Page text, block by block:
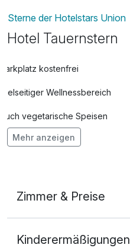
Sterne der Hotelstars Union
Hotel Tauernstern
Parkplatz kostenfrei
Vielseitiger Wellnessbereich
Auch vegetarische Speisen
Mit Hotelbar
Mehr anzeigen
Zimmer & Preise
2 Erwachsene
Kinderermäßigungen